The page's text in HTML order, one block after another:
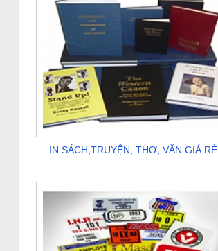
IN SÁCH,TRUYỆN, THƠ, VĂN GIÁ RẺ